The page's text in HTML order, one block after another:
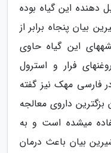
دهنده این گیاه بوده
بیان پنجاه برابر از
این گیاه حاوی
فرار و استرول
فارسی مهک نیز گفته
داروی معالجه
میشده است و به
بیان باعث درمان